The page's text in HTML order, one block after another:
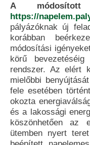
A
https://
pályázóknak új
korábban
módosítási
körű
rendszer. Az elért
mielőbbi
fele esetében
okozta
és a lakossági
köszönhetően az
ütemben nyert